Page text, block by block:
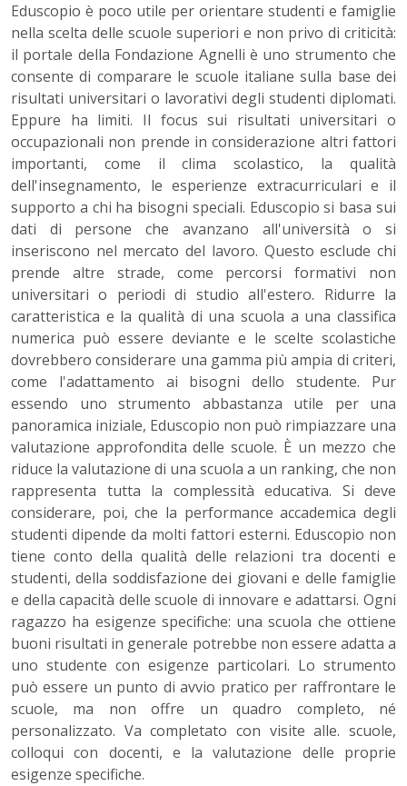
Eduscopio è poco utile per orientare studenti e famiglie
nella scelta delle scuole superiori e non privo di criticità:
il portale della Fondazione Agnelli è uno strumento che
consente di comparare le scuole italiane sulla base dei
risultati universitari o lavorativi degli studenti diplomati.
Eppure ha limiti. Il focus sui risultati universitari o
occupazionali non prende in considerazione altri fattori
importanti, come il clima scolastico, la qualità
dell'insegnamento, le esperienze extracurriculari e il
supporto a chi ha bisogni speciali. Eduscopio si basa sui
dati di persone che avanzano all'università o si
inseriscono nel mercato del lavoro. Questo esclude chi
prende altre strade, come percorsi formativi non
universitari o periodi di studio all'estero. Ridurre la
caratteristica e la qualità di una scuola a una classifica
numerica può essere deviante e le scelte scolastiche
dovrebbero considerare una gamma più ampia di criteri,
come l'adattamento ai bisogni dello studente. Pur
essendo uno strumento abbastanza utile per una
panoramica iniziale, Eduscopio non può rimpiazzare una
valutazione approfondita delle scuole. È un mezzo che
riduce la valutazione di una scuola a un ranking, che non
rappresenta tutta la complessità educativa. Si deve
considerare, poi, che la performance accademica degli
studenti dipende da molti fattori esterni. Eduscopio non
tiene conto della qualità delle relazioni tra docenti e
studenti, della soddisfazione dei giovani e delle famiglie
e della capacità delle scuole di innovare e adattarsi. Ogni
ragazzo ha esigenze specifiche: una scuola che ottiene
buoni risultati in generale potrebbe non essere adatta a
uno studente con esigenze particolari. Lo strumento
può essere un punto di avvio pratico per raffrontare le
scuole, ma non offre un quadro completo, né
personalizzato. Va completato con visite alle. scuole,
colloqui con docenti, e la valutazione delle proprie
esigenze specifiche.